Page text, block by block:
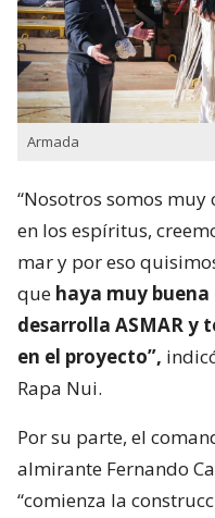
Armada
“Nosotros somos muy
en los espíritus,
mar y por eso
que haya muy
desarrolla ASMAR y
en el proyecto”,
Rapa Nui.
Por su parte, el
almirante Fernando
“comienza la